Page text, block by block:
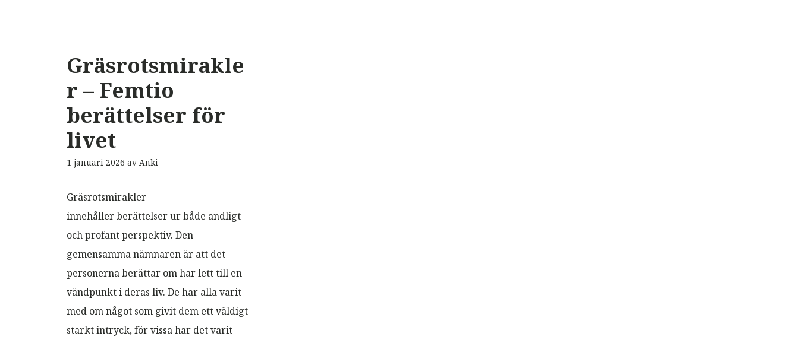
Gräsrotsmirakle
r – Femtio
berättelser för
livet
1 januari 2026 av Anki
Gräsrotsmirakler
innehåller berättelser ur både andligt
och profant perspektiv. Den
gemensamma nämnaren är att det
personerna berättar om har lett till en
vändpunkt i deras liv. De har alla varit
med om något som givit dem ett väldigt
starkt intryck, för vissa har det varit